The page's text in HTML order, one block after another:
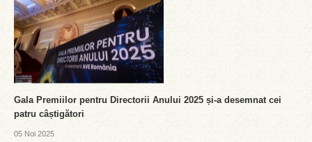
Gala Premiilor pentru Directorii Anului 2025 și-a desemnat cei
patru câștigători
05 Noi 2025